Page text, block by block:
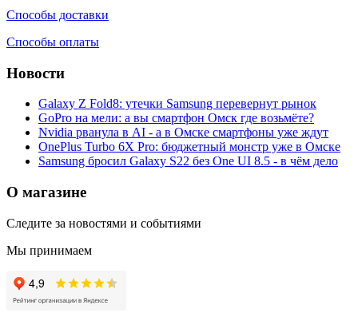
Способы доставки
Способы оплаты
Новости
Galaxy Z Fold8: утечки Samsung перевернут рынок
GoPro на мели: а вы смартфон Омск где возьмёте?
Nvidia рванула в AI - а в Омске смартфоны уже ждут
OnePlus Turbo 6X Pro: бюджетный монстр уже в Омске
Samsung бросил Galaxy S22 без One UI 8.5 - в чём дело
О магазине
Следите за новостями и событиями
Мы принимаем